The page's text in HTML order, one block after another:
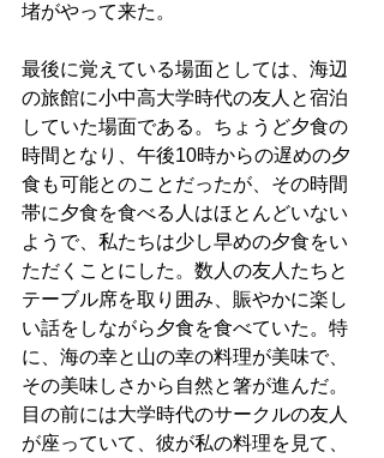
堵がやって来た。
最後に覚えている場面としては、海辺
の旅館に小中高大学時代の友人と宿泊
していた場面である。ちょうど夕食の
時間となり、午後10時からの遅めの夕
食も可能とのことだったが、その時間
帯に夕食を食べる人はほとんどいない
ようで、私たちは少し早めの夕食をい
ただくことにした。数人の友人たちと
テーブル席を取り囲み、賑やかに楽し
い話をしながら夕食を食べていた。特
に、海の幸と山の幸の料理が美味で、
その美味しさから自然と箸が進んだ。
目の前には大学時代のサークルの友人
が座っていて、彼が私の料理を見て、